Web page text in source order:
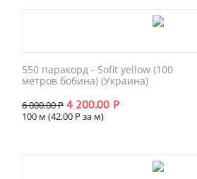
550 паракорд - Sofit yellow (100
метров бобина) (Украина)
6 000.00Р 4 200.00 Р
100 м (42.00 Р за м)